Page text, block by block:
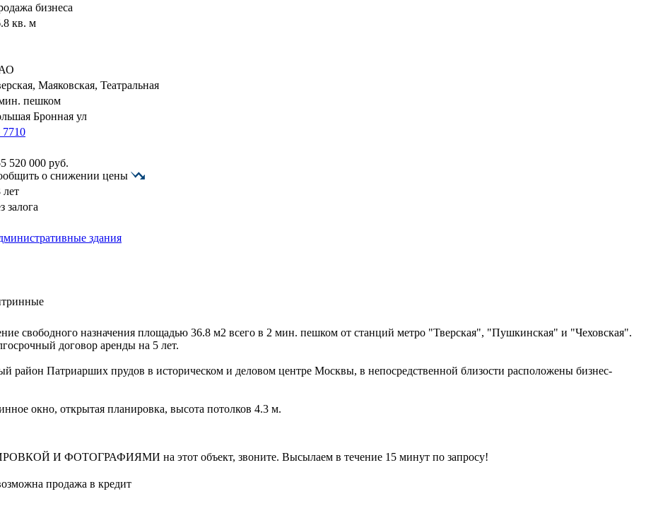
бизнеса
кв. м
Маяковская, Театральная
пешком
Бронная ул
520 000 руб.
о снижении цены
лет
залога
здания
свободного назначения площадью 36.8 м2 всего в 2 мин. пешком от станций метро "Тверская", "Пушкинская" и "Чеховская".
договор аренды на 5 лет.
Патриарших прудов в историческом и деловом центре Москвы, в непосредственной близости расположены бизнес-
окно, открытая планировка, высота потолков 4.3 м.
И ФОТОГРАФИЯМИ на этот объект, звоните. Высылаем в течение 15 минут по запросу!
продажа в кредит